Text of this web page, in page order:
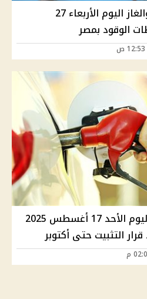
أسعار البنزين والسولار والغاز اليوم الأربعاء 27
أسعار البنزين والسولار اليوم الأحد 17 أغسطس 2025
التثبيت حتى أكتوبر